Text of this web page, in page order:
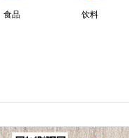
食品 饮料